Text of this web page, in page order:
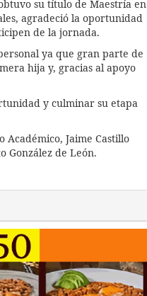
su título de Maestría en
agradeció la oportunidad
de la jornada.
ya que gran parte de
hija y, gracias al apoyo
y culminar su etapa
Jaime Castillo
González de León.